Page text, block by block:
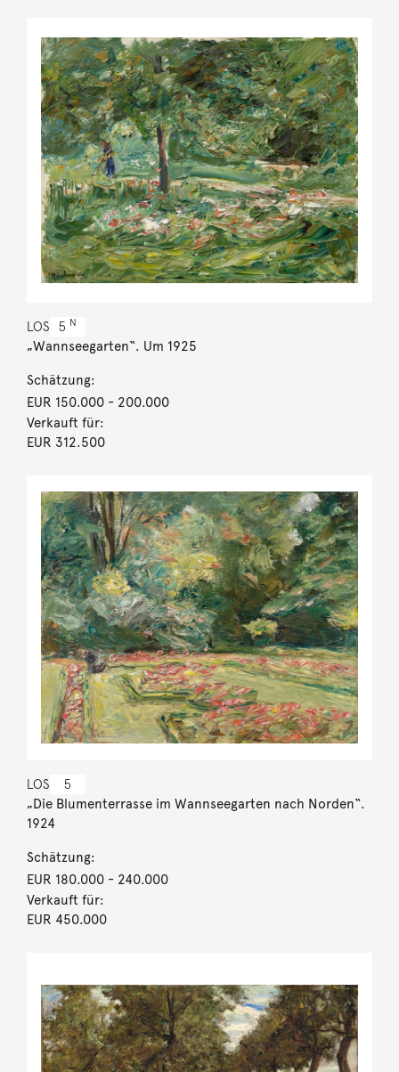
LOS 5 N
„Wannseegarten“. Um 1925
Schätzung:
EUR 150.000- 200.000
Verkauft für:
EUR 312.500
LOS 5
„Die Blumenterrasse im Wannseegarten nach Norden“.
1924
Schätzung:
EUR 180.000- 240.000
Verkauft für:
EUR 450.000